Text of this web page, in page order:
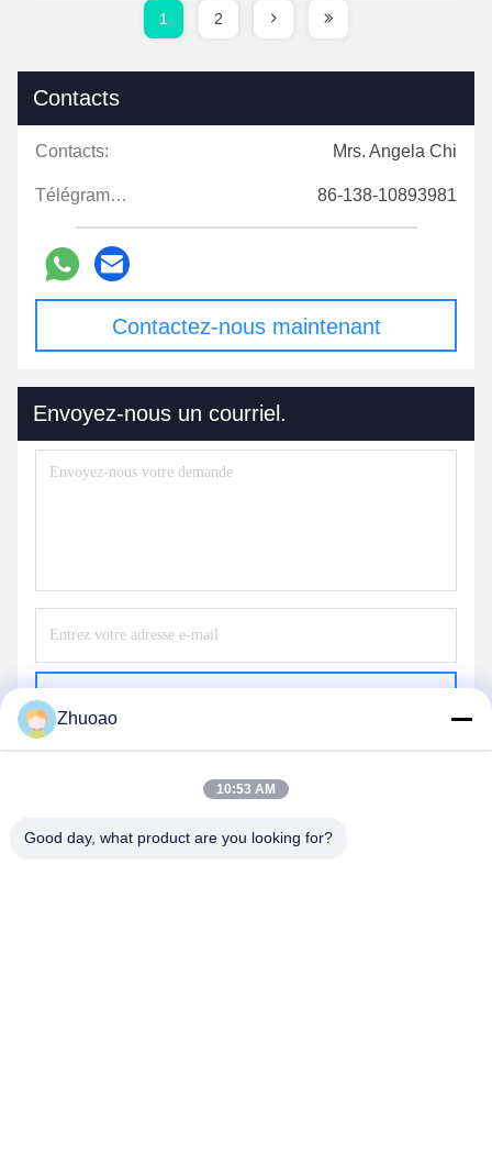
1 2
Contacts
Contacts: Mrs. Angela Chi
Télégramme: 86-138-10893981
Contactez-nous maintenant
Envoyez-nous un courriel.
Zhuoao
10:53 AM
Good day, what product are you looking for?